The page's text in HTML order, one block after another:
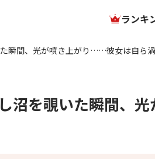
ランキ
た瞬間、光が噴き上がり……彼女は自
し沼を覗いた瞬間、